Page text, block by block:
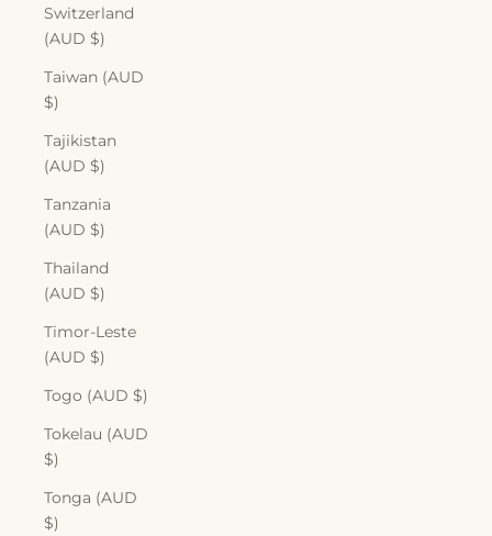
Switzerland
(AUD $)
Taiwan (AUD
$)
Tajikistan
(AUD $)
Tanzania
(AUD $)
Thailand
(AUD $)
Timor-Leste
(AUD $)
Togo (AUD $)
Tokelau (AUD
$)
Tonga (AUD
$)